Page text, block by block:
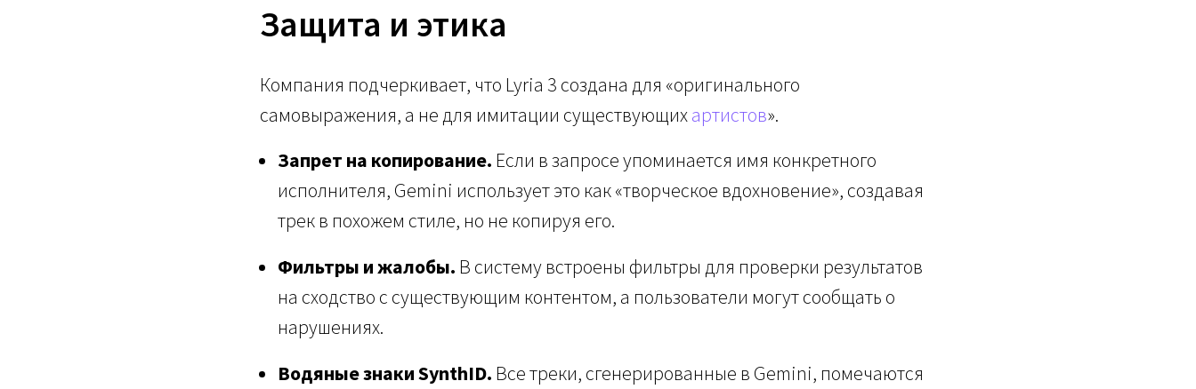
Защита и этика
Компания подчеркивает, что Lyria 3 создана для «оригинального
самовыражения, а не для имитации существующихартистов».
Запрет на копирование. Если в запросе упоминается имя конкретного
исполнителя, Gemini использует это как «творческое вдохновение», создавая
трек в похожем стиле, но не копируя его.
Фильтры и жалобы. В систему встроены фильтры для проверки результатов
на сходство с существующим контентом, а пользователи могут сообщать о
нарушениях.
Водяные знаки SynthID. Все треки, сгенерированные в Gemini, помечаются